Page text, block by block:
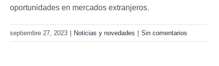
oportunidades en mercados extranjeros.
septiembre 27, 2023 | Noticias y novedades | Sin comentarios